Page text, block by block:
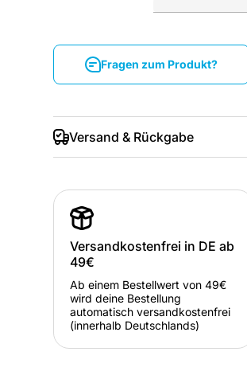
Fragen zum Produkt?
Versand & Rückgabe
Versandkostenfrei in DE ab
49€
Ab einem Bestellwert von 49€
wird deine Bestellung
automatisch versandkostenfrei
(innerhalb Deutschlands)